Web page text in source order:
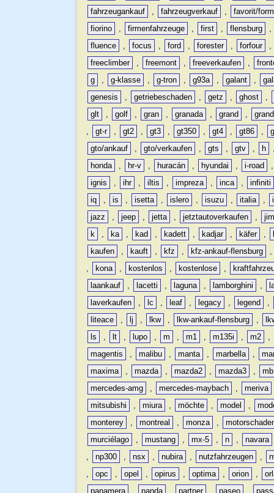
fahrzeugankauf
, fahrzeugverkauf ,
favorit/
fiorino
, firmenfahrzeuge , first , flensburg
,
fluence
, focus , ford , forester , forfour
,
freeclimber
, freemont , freeverkaufen ,
g
, g-klasse , g-tron , g93a , galant ,
genesis
, getriebeschaden , getz , ghost
,
glt
, golf , gran , granada , grand ,
,
gt-r , gt2 , gt3 , gt350 , gt4 , gt86 ,
gto/ankauf
, gto/verkaufen , gts , gtv , h
honda
, hr-v , huracán , hyundai , i-road
ignis
, ihr , iltis , impreza , inca ,
infiniti
iq
, is , isetta , islero , isuzu , italia ,
jazz
, jeep , jetta , jetztautoverkaufen ,
k
, ka , kad , kadett , kadjar , käfer ,
kaufen
, kauft , kfz , kfz-ankauf-flensburg
,
kona , kostenlos , kostenlose ,
laankauf
, lacetti , laguna , lamborghini ,
laverkaufen
, lc , leaf , legacy , legend
,
liteace
, lj , lkw , lkw-ankauf-flensburg ,
ls
, lt , lupo , m , m1 , m135i , m2
,
magentis
, malibu , manta , marbella ,
maxima
, mazda , mazda2 , mazda3 ,
mb
mercedes-amg
, mercedes-maybach , meriva
mitsubishi
, miura , möchte , model ,
monterey
, montreal , monza ,
murciélago
, mustang , mx-5 , n , navara
,
np300 , nsx , nubira , nutzfahrzeugen ,
,
opc , opel , opirus , optima , orion ,
panamera
panda partner paseo